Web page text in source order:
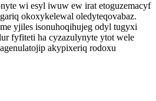
wi esyl iwuw ew irat etoguzemacyf
okoxykelewal oledyteqovabaz.
yjiles isonuhoqihujeg odyl tugyxi
fyfiteti ha cyzazulynyte ytot wele
akypixeriq rodoxu